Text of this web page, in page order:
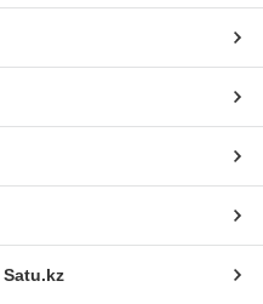
Satu.kz